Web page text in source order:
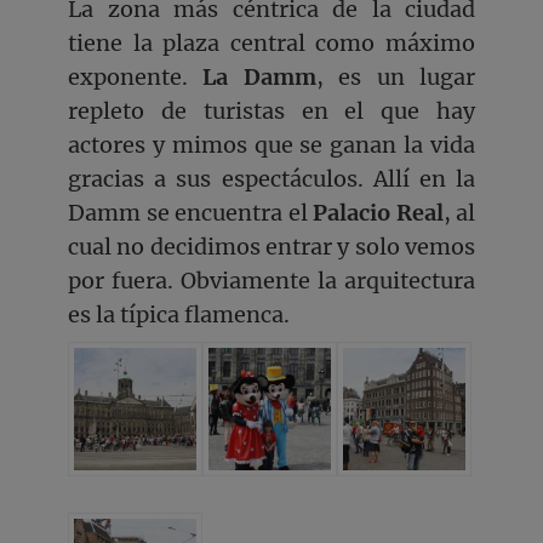
La zona más céntrica de la ciudad
tiene la plaza central como máximo
exponente.La Damm, es un lugar
repleto de turistas en el que hay
actores y mimos que se ganan la vida
gracias a sus espectáculos. Allí en la
Damm se encuentra elPalacio Real, al
cual no decidimos entrar y solo vemos
por fuera. Obviamente la arquitectura
es la típica flamenca.